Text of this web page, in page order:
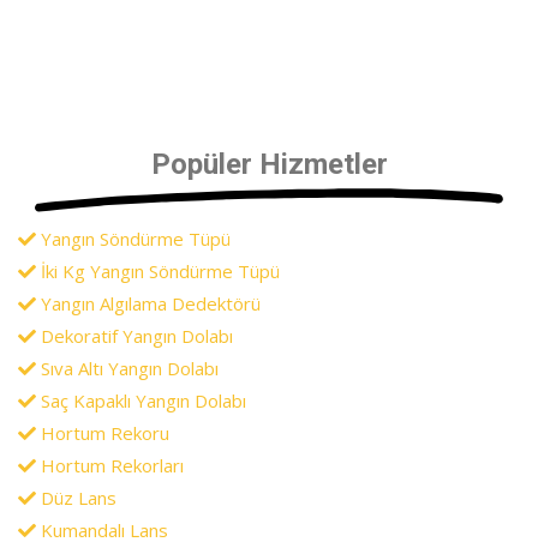
Popüler Hizmetler
Yangın Söndürme Tüpü
İki Kg Yangın Söndürme Tüpü
Yangın Algılama Dedektörü
Dekoratif Yangın Dolabı
Sıva Altı Yangın Dolabı
Saç Kapaklı Yangın Dolabı
Hortum Rekoru
Hortum Rekorları
Düz Lans
Kumandalı Lans